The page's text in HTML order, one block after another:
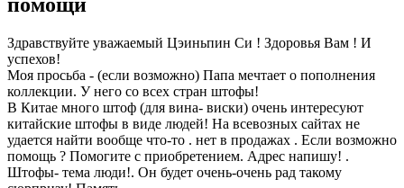
Здравствуйте уважаемый Цэиньпин Си ! Здоровья Вам ! И
успехов!
Моя просьба - (если возможно) Папа мечтает о пополнения
коллекции. У него со всех стран штофы!
В Китае много штоф (для вина- виски) очень интересуют
китайские штофы в виде людей! На всевозных сайтах не
удается найти вообще что-то . нет в продажах . Если возможно
помощь ? Помогите с приобретением. Адрес напишу! .
Штофы- тема люди!. Он будет очень-очень рад такому